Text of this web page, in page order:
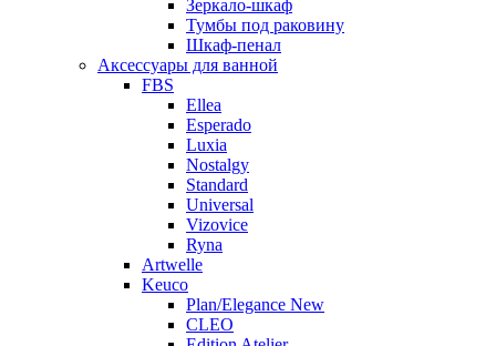
Зеркало-шкаф
Тумбы под раковину
Шкаф-пенал
Аксессуары для ванной
FBS
Ellea
Esperado
Luxia
Nostalgy
Standard
Universal
Vizovice
Ryna
Artwelle
Keuco
Plan/Elegance New
CLEO